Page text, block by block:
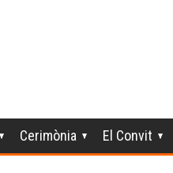
Cerimònia El Convit